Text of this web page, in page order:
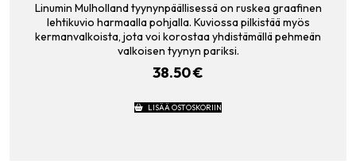
Linumin Mulholland tyynynpäällisessä on ruskea graafinen
lehtikuvio harmaalla pohjalla. Kuviossa pilkistää myös
kermanvalkoista, jota voi korostaa yhdistämällä pehmeän
valkoisen tyynyn pariksi.
38.50€
LISÄÄ OSTOSKORIIN